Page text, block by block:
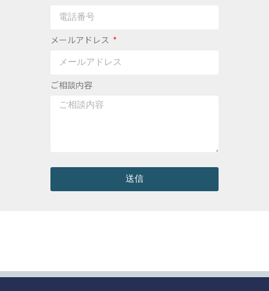
メールアドレス
ご相談内容
送信